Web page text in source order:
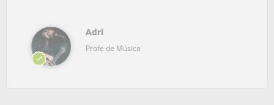
Adri
Profe de Música